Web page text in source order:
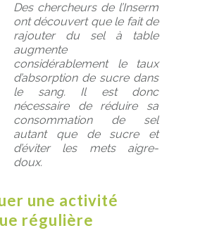
Des chercheurs de l’Inserm
ont découvert que le fait de
rajouter du sel à table
augmente
considérablement le taux
d’absorption de sucre dans
le sang. Il est donc
nécessaire de réduire sa
consommation de sel
autant que de sucre et
d’éviter les mets aigre-
doux.
une activité
régulière